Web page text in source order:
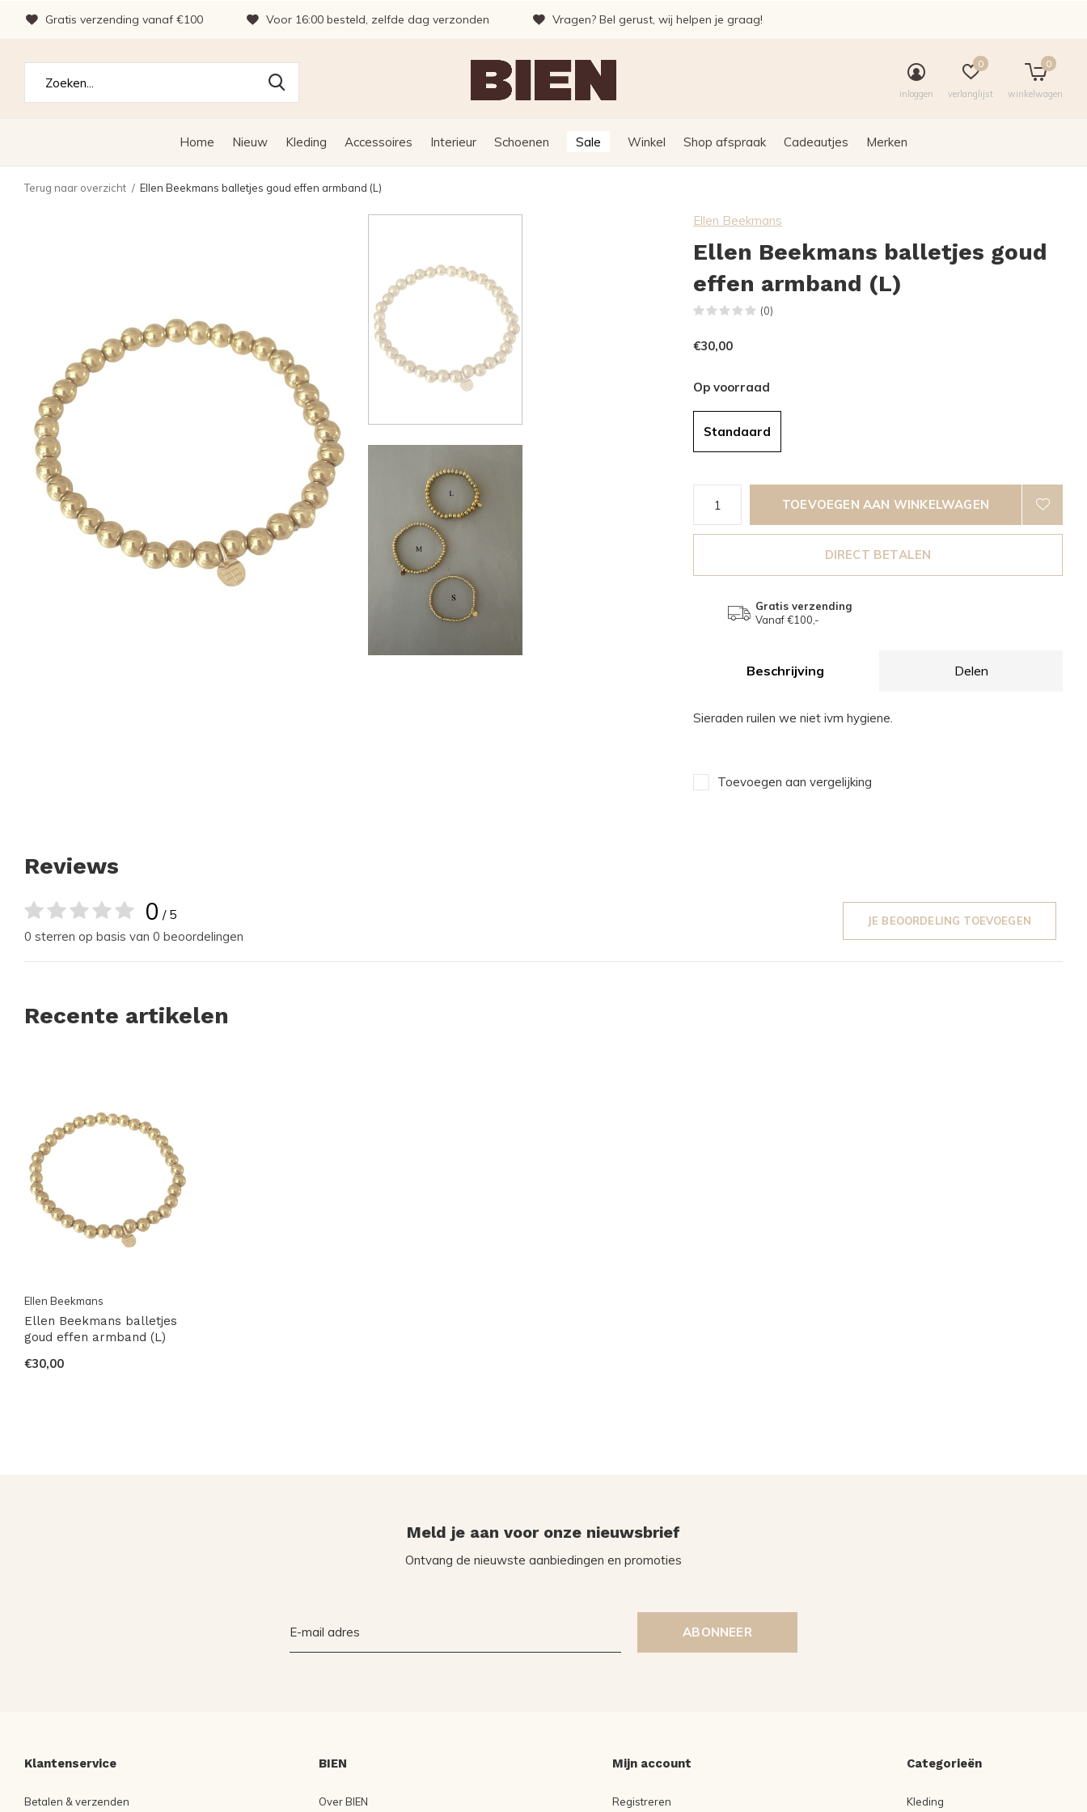
Home Nieuw Kleding Accessoires Interieur Schoenen Sale Winkel Shop afspraak Cadeautjes Merken
inloggen verlanglijst
0
winkelwagen
0
Gratis verzending vanaf €100 Voor 16:00 besteld, zelfde dag verzonden Vragen? Bel gerust, wij helpen je graag!
Terug naar overzicht Ellen Beekmans balletjes goud effen armband (L)
Ellen Beekmans
Ellen Beekmans balletjes goud
effen armband (L)
(0)
€30,00
Op voorraad
Standaard
TOEVOEGEN AAN WINKELWAGEN
DIRECT BETALEN
Gratis verzending
Vanaf €100,-
Beschrijving Delen
Sieraden ruilen we niet ivm hygiene.
Toevoegen aan vergelijking
Reviews
0 / 5
0 sterren op basis van 0 beoordelingen
JE BEOORDELING TOEVOEGEN
Recente artikelen
Ellen Beekmans
Ellen Beekmans balletjes
goud effen armband (L)
€30,00
Meld je aan voor onze nieuwsbrief
Ontvang de nieuwste aanbiedingen en promoties
ABONNEER
Klantenservice
Betalen & verzenden
BIEN
Over BIEN
Mijn account
Registreren
Categorieën
Kleding